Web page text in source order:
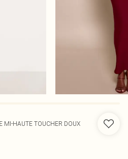
MI-HAUTE TOUCHER DOUX